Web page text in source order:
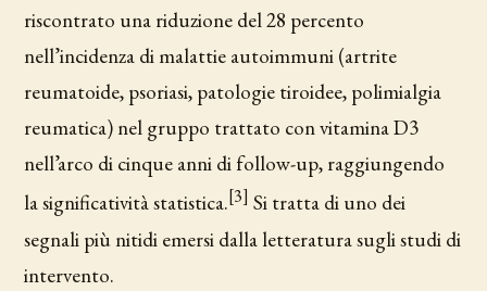
riscontrato una riduzione del 28 percento
nell’incidenza di malattie autoimmuni (artrite
reumatoide, psoriasi, patologie tiroidee, polimialgia
reumatica) nel gruppo trattato con vitamina D3
nell’arco di cinque anni di follow-up, raggiungendo
la significatività statistica.[3] Si tratta di uno dei
segnali più nitidi emersi dalla letteratura sugli studi di
intervento.